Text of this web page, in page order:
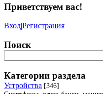
Приветствуем вас!
Вход|Регистрация
Поиск
Категории раздела
Устройства [346]